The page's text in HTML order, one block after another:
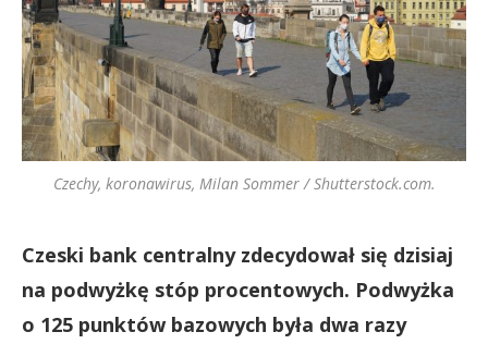
Czechy, koronawirus, Milan Sommer / Shutterstock.com.
Czeski bank centralny zdecydował się dzisiaj
na podwyżkę stóp procentowych. Podwyżka
o 125 punktów bazowych była dwa razy